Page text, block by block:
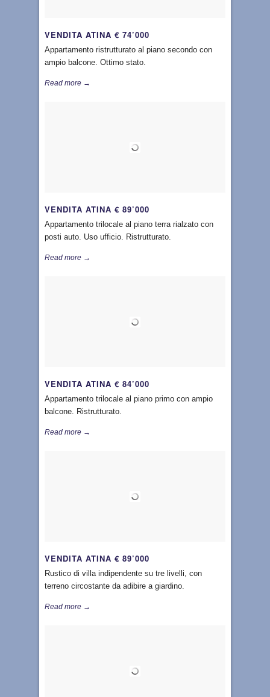
VENDITA ATINA € 74’000
Appartamento ristrutturato al piano secondo con
ampio balcone. Ottimo stato.
Read more →
VENDITA ATINA € 89’000
Appartamento trilocale al piano terra rialzato con
posti auto. Uso ufficio. Ristrutturato.
Read more →
VENDITA ATINA € 84’000
Appartamento trilocale al piano primo con ampio
balcone. Ristrutturato.
Read more →
VENDITA ATINA € 89’000
Rustico di villa indipendente su tre livelli, con
terreno circostante da adibire a giardino.
Read more →